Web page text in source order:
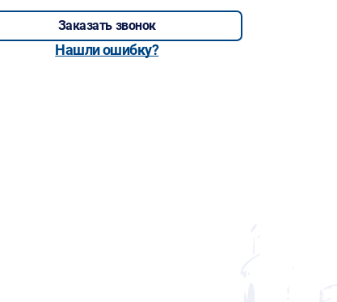
Заказать звонок
Нашли ошибку?